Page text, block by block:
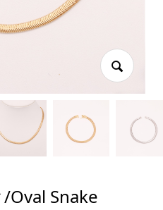
Oval Snake